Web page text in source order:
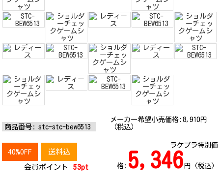
商品番号: stc-stc-bew6513
メーカー希望小売価格: 8,910円
（税込）
40%OFF 送料込
会員ポイント 53pt
ラケプラ特別価
格: 5,346円（税込）